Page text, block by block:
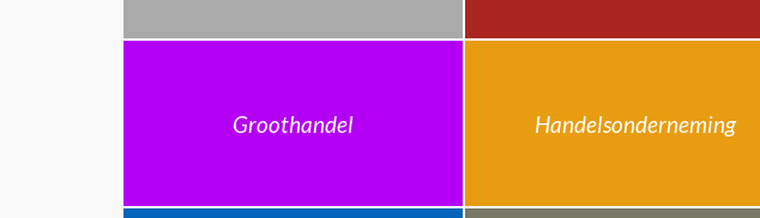
Groothandel Handelsonderneming